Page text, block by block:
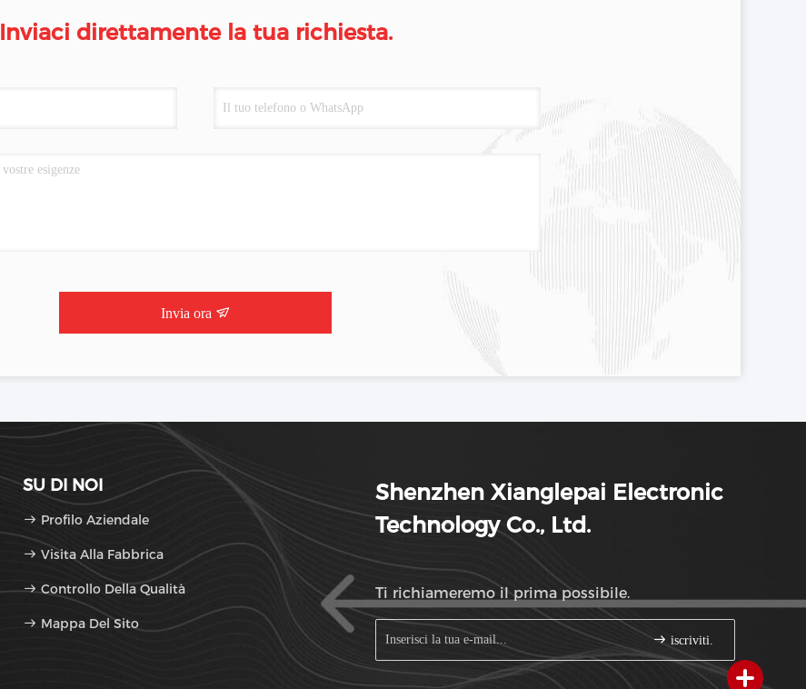
Inviaci direttamente la tua richiesta.
Invia ora
SU DI NOI
Profilo Aziendale
Visita Alla Fabbrica
Controllo Della Qualità
Mappa Del Sito
Shenzhen Xianglepai Electronic
Technology Co., Ltd.
Ti richiameremo il prima possibile.
iscriviti.